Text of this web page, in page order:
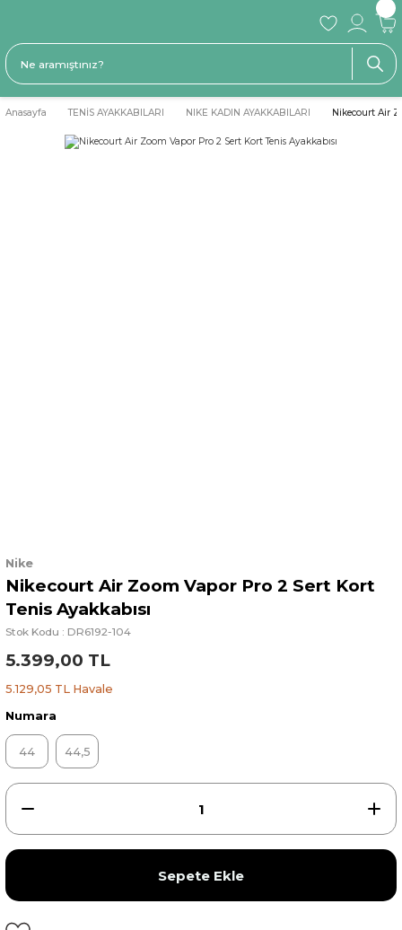
Anasayfa TENİS AYAKKABILARI NIKE KADIN AYAKKABILARI Nikecourt Air
Nike
Nikecourt Air Zoom Vapor Pro 2 Sert Kort
Tenis Ayakkabısı
Stok Kodu : DR6192-104
5.399,00 TL
5.129,05 TL Havale
Numara
44 44,5
Sepete Ekle